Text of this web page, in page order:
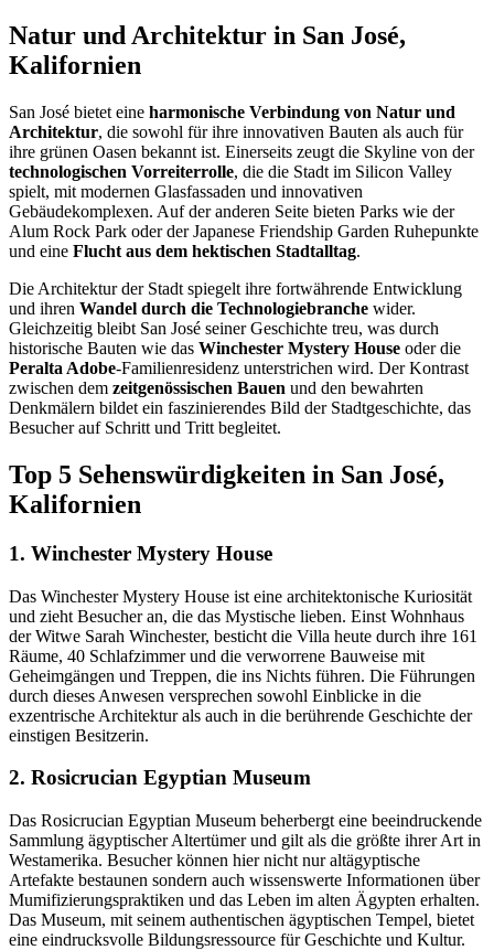
Natur und Architektur in San José,
Kalifornien
San José bietet eine harmonische Verbindung von Natur und
Architektur, die sowohl für ihre innovativen Bauten als auch für
ihre grünen Oasen bekannt ist. Einerseits zeugt die Skyline von der
technologischen Vorreiterrolle, die die Stadt im Silicon Valley
spielt, mit modernen Glasfassaden und innovativen
Gebäudekomplexen. Auf der anderen Seite bieten Parks wie der
Alum Rock Park oder der Japanese Friendship Garden Ruhepunkte
und eine Flucht aus dem hektischen Stadtalltag.
Die Architektur der Stadt spiegelt ihre fortwährende Entwicklung
und ihren Wandel durch die Technologiebranche wider.
Gleichzeitig bleibt San José seiner Geschichte treu, was durch
historische Bauten wie das Winchester Mystery House oder die
Peralta Adobe-Familienresidenz unterstrichen wird. Der Kontrast
zwischen dem zeitgenössischen Bauen und den bewahrten
Denkmälern bildet ein faszinierendes Bild der Stadtgeschichte, das
Besucher auf Schritt und Tritt begleitet.
Top 5 Sehenswürdigkeiten in San José,
Kalifornien
1. Winchester Mystery House
Das Winchester Mystery House ist eine architektonische Kuriosität
und zieht Besucher an, die das Mystische lieben. Einst Wohnhaus
der Witwe Sarah Winchester, besticht die Villa heute durch ihre 161
Räume, 40 Schlafzimmer und die verworrene Bauweise mit
Geheimgängen und Treppen, die ins Nichts führen. Die Führungen
durch dieses Anwesen versprechen sowohl Einblicke in die
exzentrische Architektur als auch in die berührende Geschichte der
einstigen Besitzerin.
2. Rosicrucian Egyptian Museum
Das Rosicrucian Egyptian Museum beherbergt eine beeindruckende
Sammlung ägyptischer Altertümer und gilt als die größte ihrer Art in
Westamerika. Besucher können hier nicht nur altägyptische
Artefakte bestaunen sondern auch wissenswerte Informationen über
Mumifizierungspraktiken und das Leben im alten Ägypten erhalten.
Das Museum, mit seinem authentischen ägyptischen Tempel, bietet
eine eindrucksvolle Bildungsressource für Geschichte und Kultur.